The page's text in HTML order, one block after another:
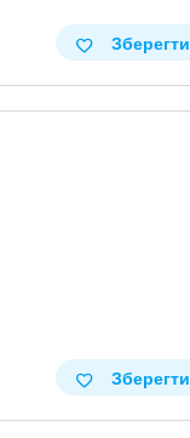
Зберегти
Зберегти